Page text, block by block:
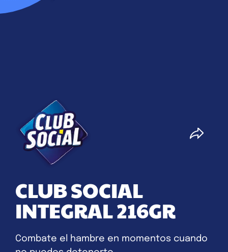
CLUB SOCIAL
INTEGRAL 216GR
Combate el hambre en momentos cuando